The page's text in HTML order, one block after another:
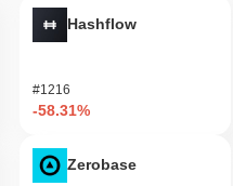
Hashflow
#1216
-58.31%
Zerobase